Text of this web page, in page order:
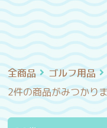
全商品 ゴルフ用品
2件の商品がみつかり